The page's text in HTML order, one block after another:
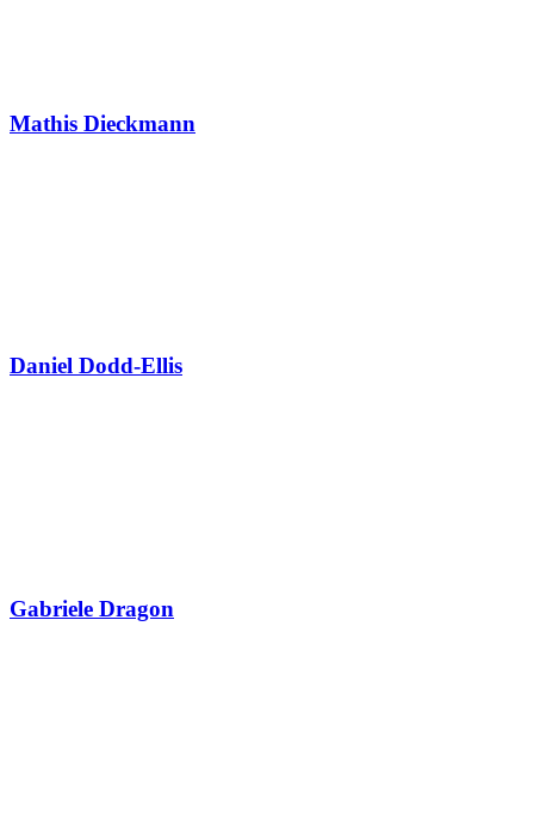
Mathis Dieckmann
Daniel Dodd-Ellis
Gabriele Dragon